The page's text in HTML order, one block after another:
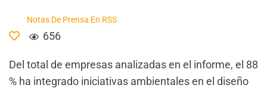
Notas De Prensa En RSS
656
Del total de empresas analizadas en el informe, el 88
% ha integrado iniciativas ambientales en el diseño